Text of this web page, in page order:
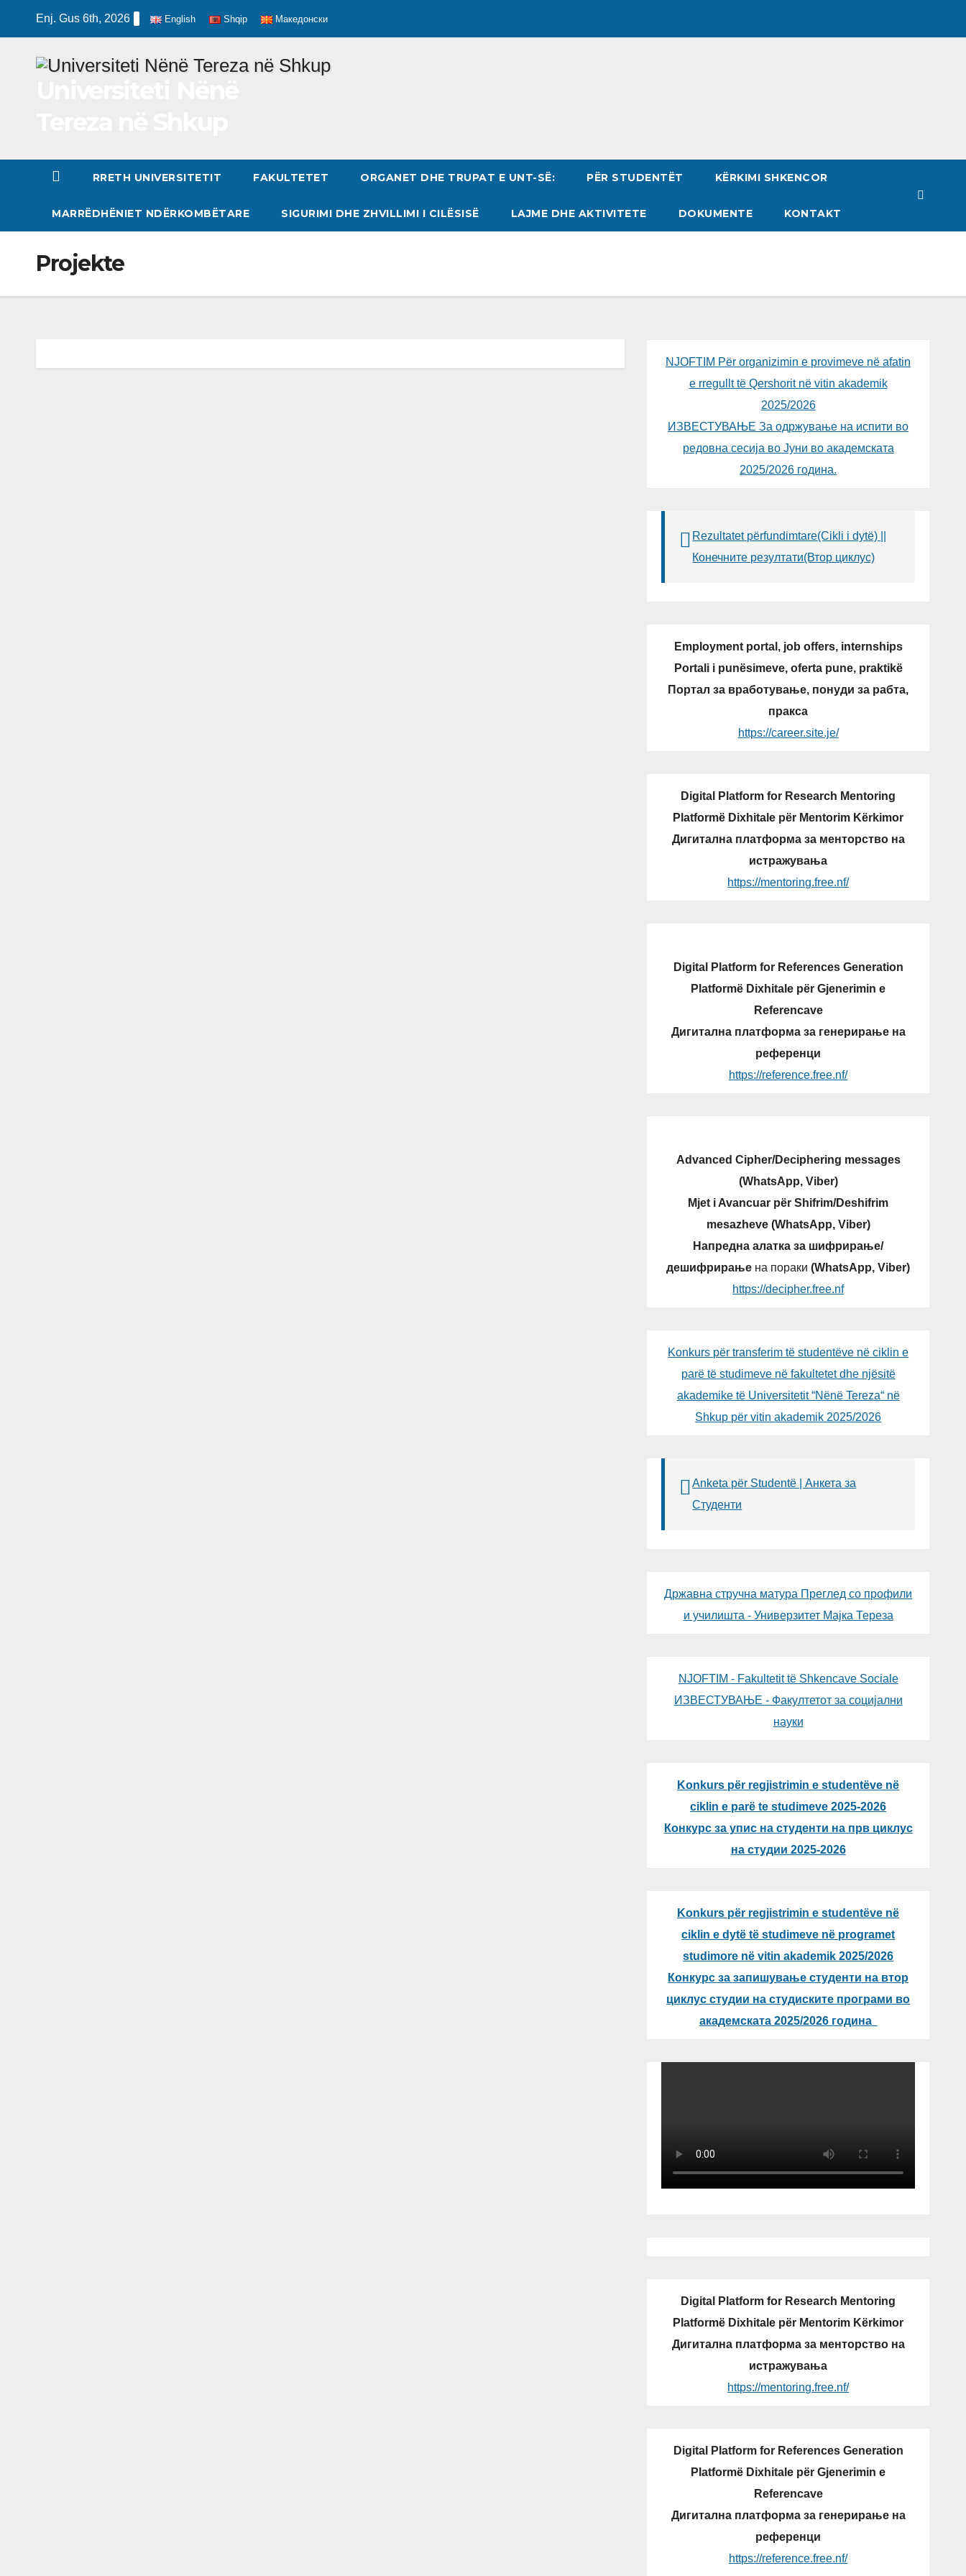
Enj. Gus 6th, 2026 English Shqip Македонски
RRETH UNIVERSITETIT FAKULTETET ORGANET DHE TRUPAT E UNT-SË: PËR STUDENTËT KËRKIMI SHKENCOR
MARRËDHËNIET NDËRKOMBËTARE SIGURIMI DHE ZHVILLIMI I CILËSISË LAJME DHE AKTIVITETE DOKUMENTE KONTAKT
Projekte
NJOFTIM Për organizimin e provimeve në afatin
e rregullt të Qershorit në vitin akademik
2025/2026
ИЗВЕСТУВАЊЕ За одржување на испити во
редовна сесија во Јуни во академската
2025/2026 година.
Rezultatet përfundimtare(Cikli i dytë) ||
Конечните резултати(Втор циклус)
Employment portal, job offers, internships
Portali i punësimeve, oferta pune, praktikë
Портал за вработување, понуди за рабта,
пракса
https://career.site.je/
Digital Platform for Research Mentoring
Platformë Dixhitale për Mentorim Kërkimor
Дигитална платформа за менторство на
истражувања
https://mentoring.free.nf/
Digital Platform for References Generation
Platformë Dixhitale për Gjenerimin e
Referencave
Дигитална платформа за генерирање на
референци
https://reference.free.nf/
Advanced Cipher/Deciphering messages
(WhatsApp, Viber)
Mjet i Avancuar për Shifrim/Deshifrim
mesazheve (WhatsApp, Viber)
Напредна алатка за шифрирање/
дешифрирање на пораки(WhatsApp, Viber)
https://decipher.free.nf
Konkurs për transferim të studentëve në ciklin e
parë të studimeve në fakultetet dhe njësitë
akademike të Universitetit “Nënë Tereza“ në
Shkup për vitin akademik 2025/2026
Anketa për Studentë | Анкета за
Студенти
Државна стручна матура Преглед со профили
и училишта - Универзитет Мајка Тереза
NJOFTIM - Fakultetit të Shkencave Sociale
ИЗВЕСТУВАЊЕ - Факултетот за социјални
науки
Konkurs për regjistrimin e studentëve në
ciklin e parë te studimeve 2025-2026
Конкурс за упис на студенти на прв циклус
на студии 2025-2026
Konkurs për regjistrimin e studentëve në
ciklin e dytë të studimeve në programet
studimore në vitin akademik 2025/2026
Конкурс за запишување студенти на втор
циклус студии на студиските програми во
академската 2025/2026 година
Digital Platform for Research Mentoring
Platformë Dixhitale për Mentorim Kërkimor
Дигитална платформа за менторство на
истражувања
https://mentoring.free.nf/
Digital Platform for References Generation
Platformë Dixhitale për Gjenerimin e
Referencave
Дигитална платформа за генерирање на
референци
https://reference.free.nf/